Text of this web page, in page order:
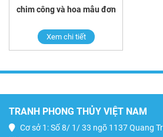
chim công và hoa mẫu đơn
Xem chi tiết
TRANH PHONG THỦY VIỆT NAM
Cơ sở 1: Số 8/ 1/ 33 ngõ 1137 Quang